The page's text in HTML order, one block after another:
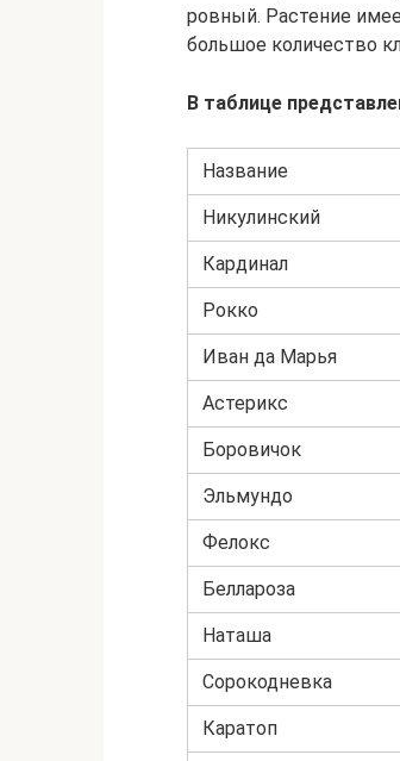
ровный. Растение
большое количество
В таблице
Название
Никулинский
Кардинал
Рокко
Иван да Марья
Астерикс
Боровичок
Эльмундо
Фелокс
Беллароза
Наташа
Сорокодневка
Каратоп